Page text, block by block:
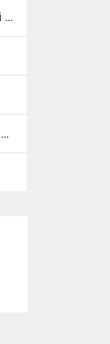
Mevzu Bandırmaspor İse, Gerisi Teferruattır
Bandırmaspor’un Yanındayız Demekle Olmuyor!